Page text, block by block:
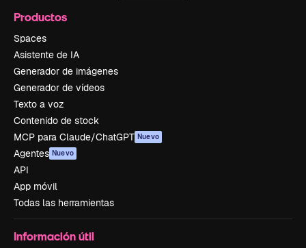
Productos
Spaces
Asistente de IA
Generador de imágenes
Generador de vídeos
Texto a voz
Contenido de stock
MCP para Claude/ChatGPT Nuevo
Agentes Nuevo
API
App móvil
Todas las herramientas
Información útil